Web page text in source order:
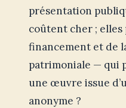
présentation
coûtent cher ;
financement et de
patrimoniale — qui
une œuvre issue
anonyme ?